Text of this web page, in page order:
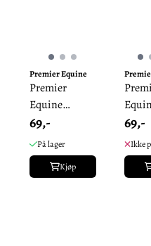
Premier Equine
Premier
Equine
Gummibørste
69,-
På lager
Kjøp
69,-
Ikke